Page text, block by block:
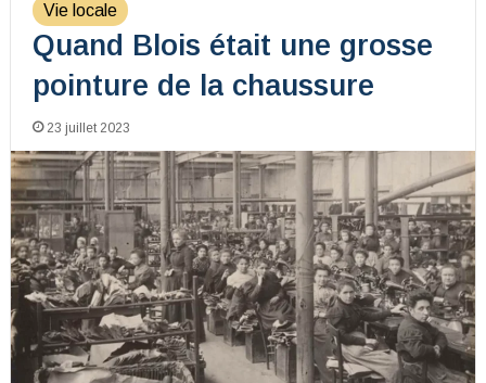
Vie locale
Quand Blois était une grosse
pointure de la chaussure
23 juillet 2023